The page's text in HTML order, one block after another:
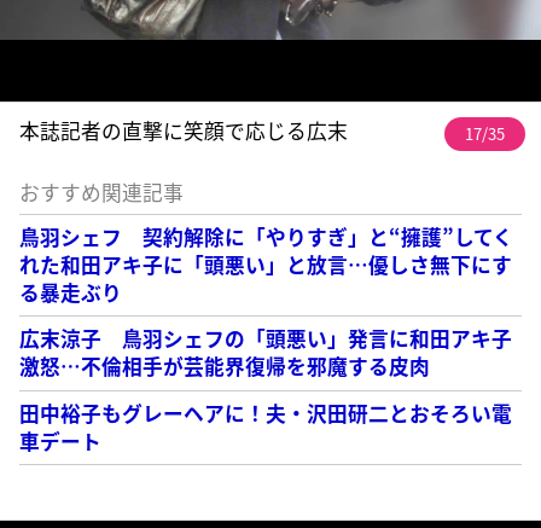
本誌記者の直撃に笑顔で応じる広末 17/35
おすすめ関連記事
鳥羽シェフ 契約解除に「やりすぎ」と“擁護”してく
れた和田アキ子に「頭悪い」と放言…優しさ無下にす
る暴走ぶり
広末涼子 鳥羽シェフの「頭悪い」発言に和田アキ子
激怒…不倫相手が芸能界復帰を邪魔する皮肉
田中裕子もグレーヘアに！夫・沢田研二とおそろい電
車デート